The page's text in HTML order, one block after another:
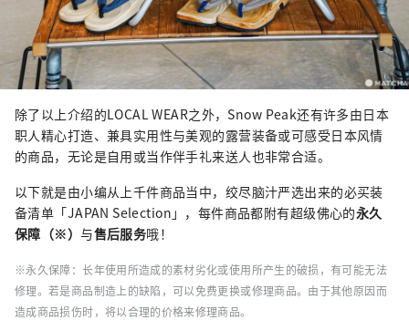
除了以上介绍的LOCAL WEAR之外，Snow Peak还有许多由日本
职人精心打造、兼具实用性与美观的露营装备或可感受日本风情
的商品，无论是自用或当作伴手礼来送人也非常合适。
以下就是由小编从上千件商品当中，绞尽脑汁严选出来的必买装
备清单「JAPAN Selection」，每件商品都附有超级佛心的永久
保障（※）与售后服务哦！
※永久保障：长年使用所造成的素材劣化或使用所产生的破损，有可能无法
修理。若是商品制造上的缺陷，可以免费更换或修理商品。由于其他原因而
造成商品损伤时，将以合理的价格来修理商品。